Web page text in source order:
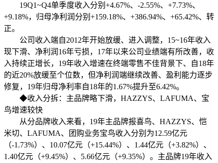
19Q1~Q4单季度收入分别+4.67%、-2.55%、+7.73%、
+9.18%，归母净利润分别+159.18%、+386.94%、+65.42%、转
正。
公司收入端自2012年开始放缓、进入调整，15~16年收入
现下滑、净利润16年亏损，17年以来公司业绩端有所改善，收
入持续正增长，19年收入增速在终端零售不佳背景下、自18年
的近20%放缓至个位数，但净利润端继续改善、盈利能力逐步
修复，19年归母净利率自18年的1.67%提升至6.42%。
◆收入分拆：主品牌略下滑，HAZZYS、LAFUMA、宝
鸟增速较快
从分品牌收入来看，19年主品牌报喜鸟、HAZZYS、恺
米切、LAFUMA、团购业务宝鸟收入分别为12.59亿元
（-1.73%）、10.07亿元（+15.44%）、1.44亿元（+3.82%）、
1.40亿元（+9.45%）、5.66亿元（+9.35%）。主品牌19年收入